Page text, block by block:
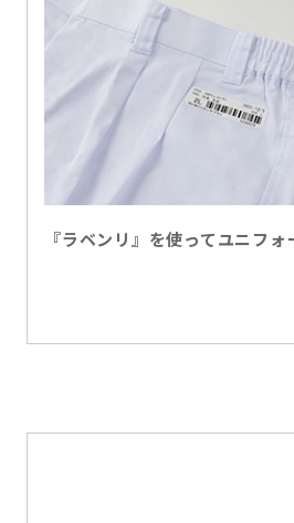
『ラベンリ』を使ってユニフ